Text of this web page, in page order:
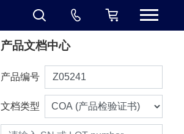
产品文档中心
产品编号
文档类型